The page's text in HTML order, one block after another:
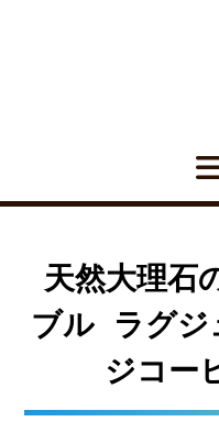
天然大理石
ブル ラグジ
ジコー